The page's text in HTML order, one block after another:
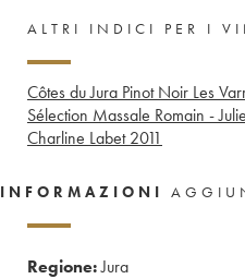
ALTRI INDICI PER I
Côtes du Jura Pinot Noir Les
Sélection Massale Romain -
Charline Labet 2011
INFORMAZIONI
Regione:Jura